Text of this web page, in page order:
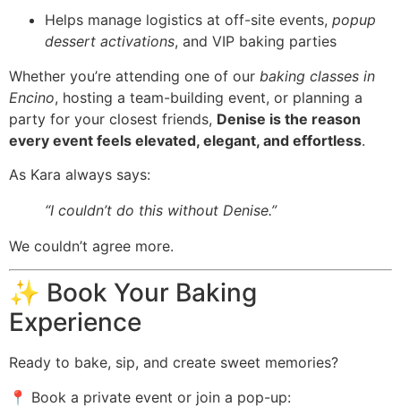
Helps manage logistics at off-site events, popup
dessert activations, and VIP baking parties
Whether you’re attending one of our baking classes in
Encino, hosting a team-building event, or planning a
party for your closest friends, Denise is the reason
every event feels elevated, elegant, and effortless.
As Kara always says:
“I couldn’t do this without Denise.”
We couldn’t agree more.
✨ Book Your Baking
Experience
Ready to bake, sip, and create sweet memories?
📍 Book a private event or join a pop-up: